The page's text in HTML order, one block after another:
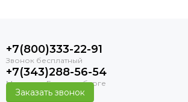
+7(800)333-22-91
+7(343)288-56-54
Заказать звонок